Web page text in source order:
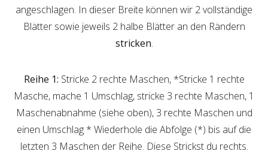
angeschlagen. In dieser Breite können wir 2 vollständige
Blätter sowie jeweils 2 halbe Blätter an den Rändern
stricken.
Reihe 1: Stricke 2 rechte Maschen, *Stricke 1 rechte
Masche, mache 1 Umschlag, stricke 3 rechte Maschen, 1
Maschenabnahme (siehe oben), 3 rechte Maschen und
einen Umschlag * Wiederhole die Abfolge (*) bis auf die
letzten 3 Maschen der Reihe. Diese Strickst du rechts.